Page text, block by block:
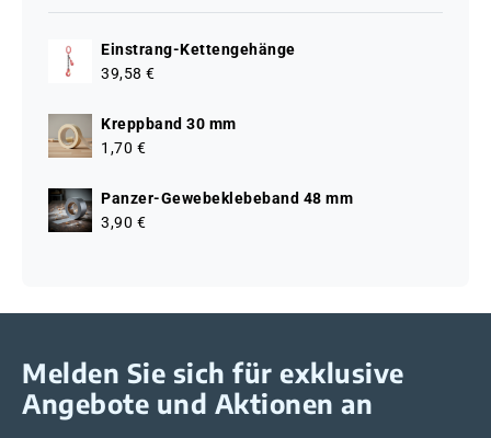
Einstrang-Kettengehänge
39,58 €
Kreppband 30 mm
1,70 €
Panzer-Gewebeklebeband 48 mm
3,90 €
Melden Sie sich für exklusive
Angebote und Aktionen an